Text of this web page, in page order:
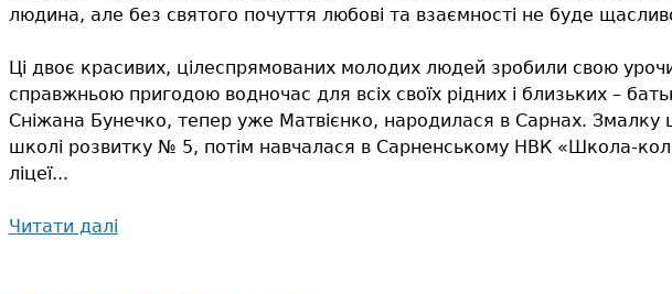
людина, але без святого почуття любові та взаємності не буде
Ці двоє красивих, цілеспрямованих молодих людей зробили свою
справжньою пригодою водночас для всіх своїх рідних і близьких –
Сніжана Бунечко, тепер уже Матвієнко, народилася в Сарнах. Змалку
школі розвитку № 5, потім навчалася в Сарненському НВК «Школа-
ліцеї...
Читати далі